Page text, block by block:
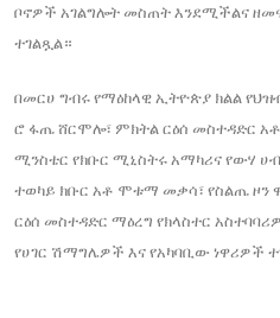
ቦኖዎች አገልግሎት መስጠት እንደሚችልና
ተገልጿል።
በመርሀ ግብሩ የማዕከላዊ ኢትዮጵያ ክልል
ሮ ፋጤ ሸርሞሎ፣ ምክትል ርዕሰ መስተዳድር
ሚንስቴር የክቡር ሚኒስትሩ አማካሪና የውሃ
ተወካይ ክቡር አቶ ሞቱማ መቃሳ፣ የስልጤ ዞን
ርዕሰ መስተዳድር ማዕረግ የክላስተር
የሀገር ሽማግሌዎች እና የአካባቢው ነዋሪዎች